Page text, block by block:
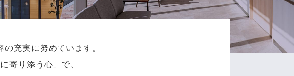
充実に努めています。
寄り添う心」で、